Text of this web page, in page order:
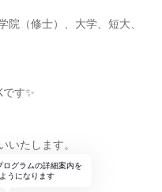
（修士）、大学、短大、
す✨
いたします。
ログラムの詳細案内を
うになります